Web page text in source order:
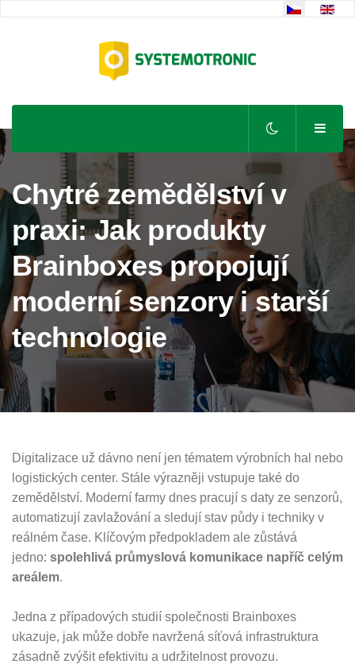
Zvolte jazyk
Chytré zemědělství v
praxi: Jak produkty
Brainboxes propojují
moderní senzory i starší
technologie
Digitalizace už dávno není jen tématem výrobních hal nebo
logistických center. Stále výrazněji vstupuje také do
zemědělství. Moderní farmy dnes pracují s daty ze senzorů,
automatizují zavlažování a sledují stav půdy i techniky v
reálném čase. Klíčovým předpokladem ale zůstává
jedno: spolehlivá průmyslová komunikace napříč celým
areálem.
Jedna z případových studií společnosti Brainboxes
ukazuje, jak může dobře navržená síťová infrastruktura
zásadně zvýšit efektivitu a udržitelnost provozu.